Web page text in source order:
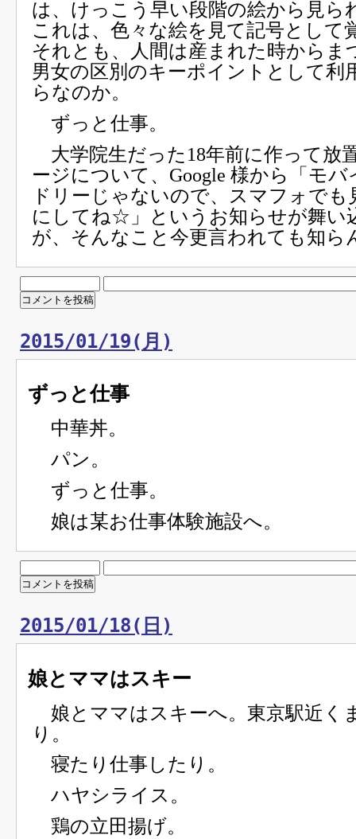
は、けっこう早い段階の絵から見ら
これは、色々な絵を見て記号として
それとも、人間は産まれた時からま
男女の区別のキーポイントとして利
らなのか。
ずっと仕事。
大学院生だった18年前に作って放
ージについて、Google 様から「モ
ドリーじゃないので、スマフォで
にしてね☆」というお知らせが舞い
が、そんなこと今更言われても知ら
2015/01/19(月)
ずっと仕事
中華丼。
パン。
ずっと仕事。
娘は某お仕事体験施設へ。
2015/01/18(日)
娘とママはスキー
娘とママはスキーへ。東京駅近く
り。
寝たり仕事したり。
ハヤシライス。
鶏の立田揚げ。